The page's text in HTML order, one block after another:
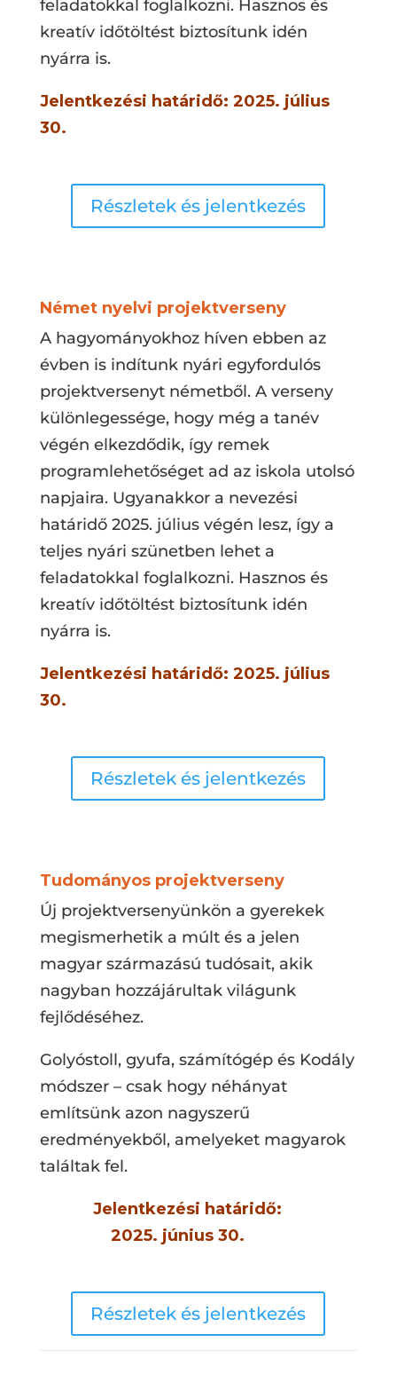
feladatokkal foglalkozni. Hasznos és
kreatív időtöltést biztosítunk idén
nyárra is.
Jelentkezési határidő: 2025. július
30.
Részletek és jelentkezés
Német nyelvi projektverseny
A hagyományokhoz híven ebben az
évben is indítunk nyári egyfordulós
projektversenyt németből. A verseny
különlegessége, hogy még a tanév
végén elkezdődik, így remek
programlehetőséget ad az iskola utolsó
napjaira. Ugyanakkor a nevezési
határidő 2025. július végén lesz, így a
teljes nyári szünetben lehet a
feladatokkal foglalkozni. Hasznos és
kreatív időtöltést biztosítunk idén
nyárra is.
Jelentkezési határidő: 2025. július
30.
Részletek és jelentkezés
Tudományos projektverseny
Új projektversenyünkön a gyerekek
megismerhetik a múlt és a jelen
magyar származású tudósait, akik
nagyban hozzájárultak világunk
fejlődéséhez.
Golyóstoll, gyufa, számítógép és Kodály
módszer – csak hogy néhányat
említsünk azon nagyszerű
eredményekből, amelyeket magyarok
találtak fel.
Jelentkezési határidő:
2025. június 30.
Részletek és jelentkezés